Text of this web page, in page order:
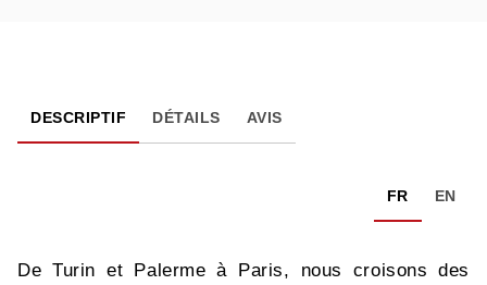
DESCRIPTIF DÉTAILS AVIS
FR EN
De Turin et Palerme à Paris, nous croisons des